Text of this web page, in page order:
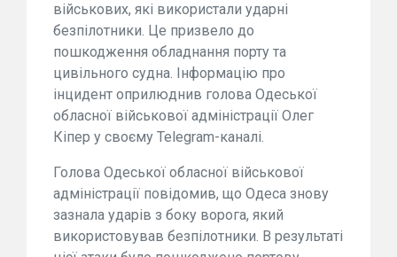
військових, які використали ударні
безпілотники. Це призвело до
пошкодження обладнання порту та
цивільного судна. Інформацію про
інцидент оприлюднив голова Одеської
обласної військової адміністрації Олег
Кіпер у своєму Telegram-каналі.
Голова Одеської обласної військової
адміністрації повідомив, що Одеса знову
зазнала ударів з боку ворога, який
використовував безпілотники. В результаті